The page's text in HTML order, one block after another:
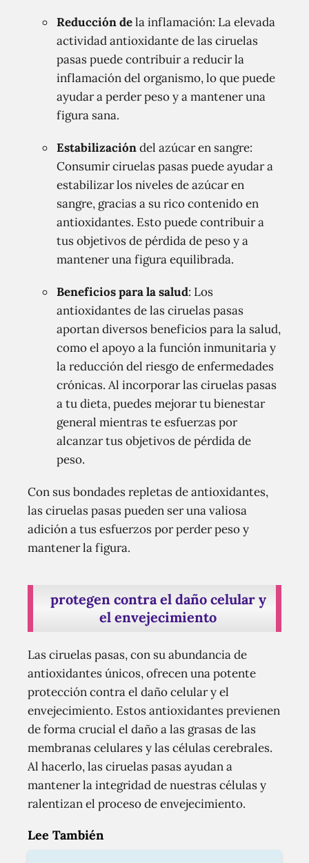
Reducción dela inflamación: La elevada
actividad antioxidante de las ciruelas
pasas puede contribuir a reducir la
inflamación del organismo, lo que puede
ayudar a perder peso y a mantener una
figura sana.
Estabilizacióndel azúcar en sangre:
Consumir ciruelas pasas puede ayudar a
estabilizar los niveles de azúcar en
sangre, gracias a su rico contenido en
antioxidantes. Esto puede contribuir a
tus objetivos de pérdida de peso y a
mantener una figura equilibrada.
Beneficios para la salud: Los
antioxidantes de las ciruelas pasas
aportan diversos beneficios para la salud,
como el apoyo a la función inmunitaria y
la reducción del riesgo de enfermedades
crónicas. Al incorporar las ciruelas pasas
a tu dieta, puedes mejorar tu bienestar
general mientras te esfuerzas por
alcanzar tus objetivos de pérdida de
peso.
Con sus bondades repletas de antioxidantes,
las ciruelas pasas pueden ser una valiosa
adición a tus esfuerzos por perder peso y
mantener la figura.
protegen contra el daño celular y
el envejecimiento
Las ciruelas pasas, con su abundancia de
antioxidantes únicos, ofrecen una potente
protección contra el daño celular y el
envejecimiento. Estos antioxidantes previenen
de forma crucial el daño a las grasas de las
membranas celulares y las células cerebrales.
Al hacerlo, las ciruelas pasas ayudan a
mantener la integridad de nuestras células y
ralentizan el proceso de envejecimiento.
Lee También